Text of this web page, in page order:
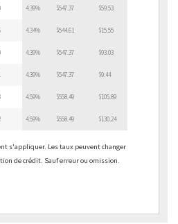
4.39% $547.37 $59.53
4.34% $544.61 $15.55
4.39% $547.37 $93.03
4.39% $547.37 $9.44
4.59% $558.49 $105.89
4.59% $558.49 $130.24
s'appliquer. Les taux peuvent changer
de crédit. Sauf erreur ou omission.